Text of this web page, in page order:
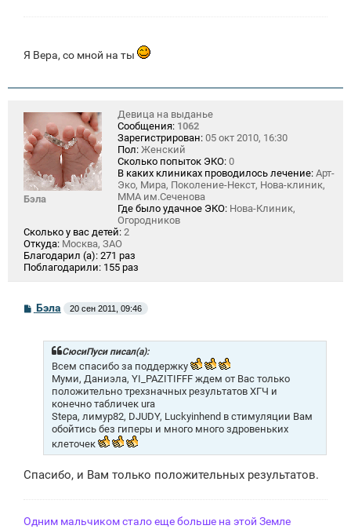
Я Вера, со мной на ты
Бэла
Девица на выданье
Сообщения: 1062
Зарегистрирован: 05 окт 2010, 16:30
Пол: Женский
Сколько попыток ЭКО: 0
В каких клиниках проводилось лечение: Арт-
Эко, Мира, Поколение-Некст, Нова-клиник,
ММА им.Сеченова
Где было удачное ЭКО: Нова-Клиник,
Огородников
Сколько у вас детей: 2
Откуда: Москва, ЗАО
Благодарил (а): 271 раз
Поблагодарили: 155 раз
СБэла 20 сен 2011, 09:46
СюсиПуси писал(а):
Всем спасибо за поддержку
Муми, Даниэла, YI_PAZITIFFF ждем от Вас только
положительно трехзначных результатов ХГЧ и
конечно табличек ura
Stepa, лимур82, DJUDY, Luckyinhend в стимуляции Вам
обойтись без гиперы и много много здровеньких
клеточек
Спасибо, и Вам только положительных результатов.
Одним мальчиком стало еще больше на этой Земле